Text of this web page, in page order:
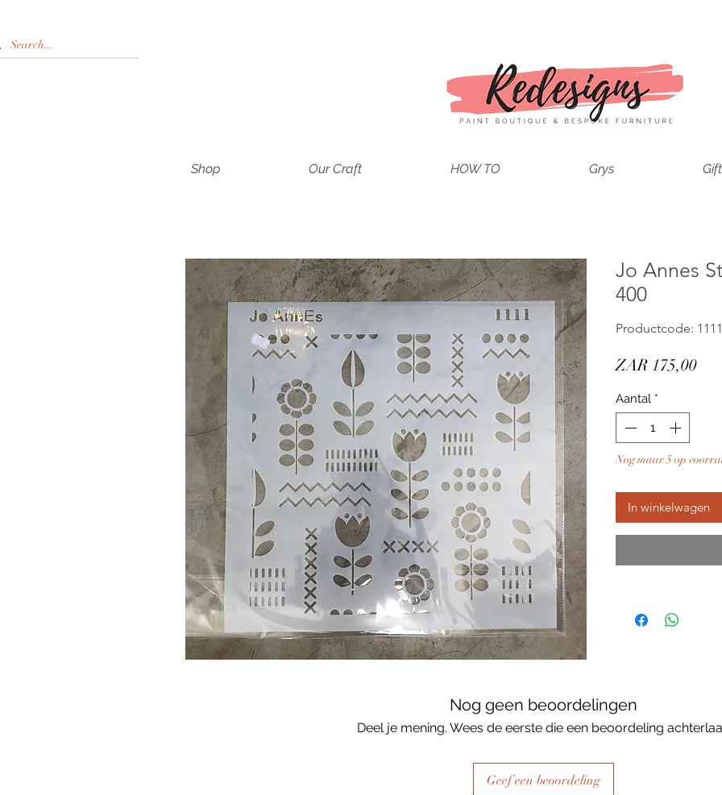
Shop Our Craft HOW TO Grys
Jo Annes
400
Productcode: 1111
ZAR 175,00
Aantal *
Nog maar 5 op
In winkelwagen
Nog geen beoordelingen
Deel je mening. Wees de eerste die een beoordeling
Geef een beoordeling